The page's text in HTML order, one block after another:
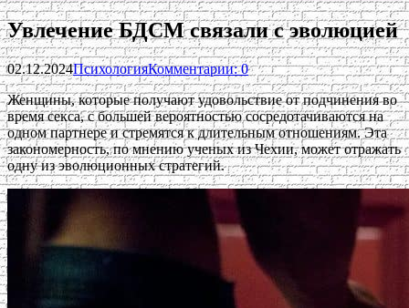
Увлечение БДСМ связали с эволюцией
02.12.2024ПсихологияКомментарии: 0
Женщины, которые получают удовольствие от подчинения во
время секса, с большей вероятностью сосредотачиваются на
одном партнере и стремятся к длительным отношениям. Эта
закономерность, по мнению ученых из Чехии, может отражать
одну из эволюционных стратегий.